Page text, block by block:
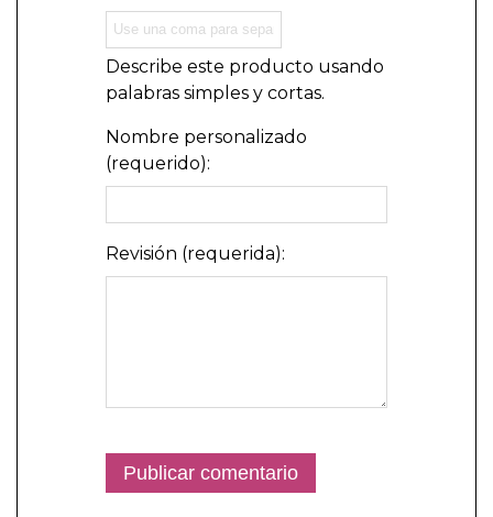
Describe este producto usando
palabras simples y cortas.
Nombre personalizado
(requerido):
Revisión (requerida):